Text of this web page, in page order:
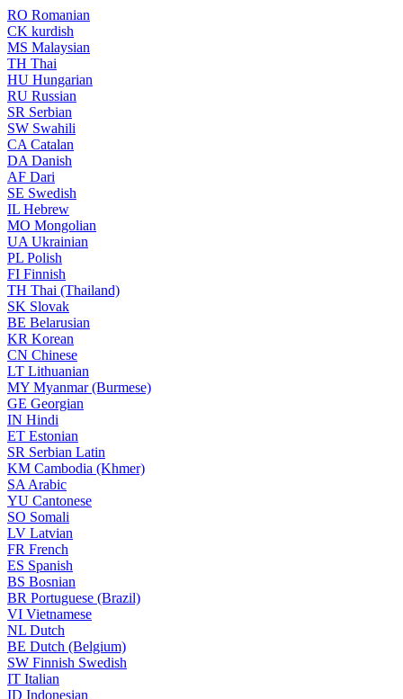
RO Romanian
CK kurdish
MS Malaysian
TH Thai
HU Hungarian
RU Russian
SR Serbian
SW Swahili
CA Catalan
DA Danish
AF Dari
SE Swedish
IL Hebrew
MO Mongolian
UA Ukrainian
PL Polish
FI Finnish
TH Thai (Thailand)
SK Slovak
BE Belarusian
KR Korean
CN Chinese
LT Lithuanian
MY Myanmar (Burmese)
GE Georgian
IN Hindi
ET Estonian
SR Serbian Latin
KM Cambodia (Khmer)
SA Arabic
YU Cantonese
SO Somali
LV Latvian
FR French
ES Spanish
BS Bosnian
BR Portuguese (Brazil)
VI Vietnamese
NL Dutch
BE Dutch (Belgium)
SW Finnish Swedish
IT Italian
ID Indonesian